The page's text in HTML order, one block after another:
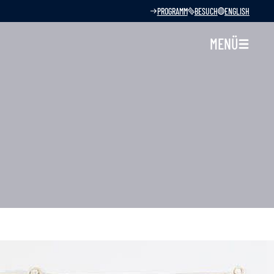
PROGRAMM BESUCH ENGLISH
MENÜ